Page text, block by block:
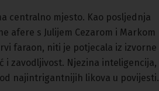
centralno mjesto. Kao posljednja
afere s Julijem Cezarom i Markom
faraon, niti je potjecala iz izvorne
i zavodljivost. Njezina inteligencija,
najintrigantnijih likova u povijesti.